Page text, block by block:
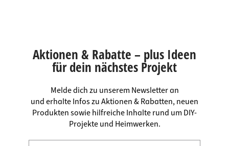
Aktionen & Rabatte – plus Ideen
für dein nächstes Projekt
Melde dich zu unserem Newsletter an
und erhalte Infos zu Aktionen & Rabatten, neuen
Produkten sowie hilfreiche Inhalte rund um DIY-
Projekte und Heimwerken.